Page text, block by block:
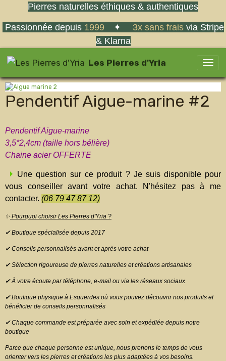
Pierres naturelles éthiques & authentiques
Passionnée depuis 1999 ✦ 3x sans fraisvia Stripe
& Klarna
Les Pierres d'Yria
Pendentif Aigue-marine #2
Pendentif Aigue-marine
3,5*2,4cm (taille hors bélière)
Chaine acier OFFERTE
Une question sur ce produit ? Je suis disponible pour
vous conseiller avant votre achat. N'hésitez pas à me
contacter. (06 79 47 87 12)
✨Pourquoi choisir Les Pierres d'Yria ?
✔ Boutique spécialisée depuis 2017
✔ Conseils personnalisés avant et après votre achat
✔ Sélection rigoureuse de pierres naturelles et créations artisanales
✔ À votre écoute par téléphone, e-mail ou via les réseaux sociaux
✔ Boutique physique à Esquerdes où vous pouvez découvrir nos produits et
bénéficier de conseils personnalisés
✔ Chaque commande est préparée avec soin et expédiée depuis notre
boutique
Parce que chaque personne est unique, nous prenons le temps de vous
orienter vers les pierres et créations les plus adaptées à vos besoins.